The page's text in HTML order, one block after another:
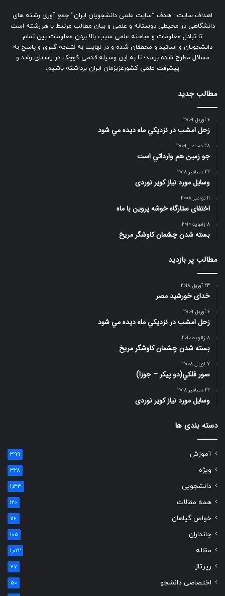
اهداف سایت : هدف “سایت علمی دانشجویان ایران” جمع آوری رشته های
دانشگاهی در محیطی دوستانه و علمی و بیان مطالب مرتبط با هررشته است
تا تبادل معلومات و مباحثه علمی سبب بالا بردن معلومات بین تمام
دانشجویان و اساتید و محققان شده و در نهایت به نتیجه گیری و پاسخ به
مسائل مطرح شده برسد؛ تا به این وسیله قدمی کوچک در راستای رشد و
پیشرفت علمی کشورعزیزمان ایران برداشته باشیم.
مطالب جدید
6 آوریل 2009
زحل امشب در نزديكي ماه ديده مي شود
28 دسامبر 2009
جو زمين هم وارداتي است
22 دسامبر 2018
وسایل مورد نیاز کویر نوردی
11 نوامبر 2008
اختفای ستارگاه خوشه پروین با ماه
8 ژانویه 2010
بسته شدن چشمان کاوشگر مريخ
مطالب پر بازدید
24 آوریل 2018
خدای خورشید مصر
6 آوریل 2009
زحل امشب در نزديكي ماه ديده مي شود
8 ژانویه 2010
بسته شدن چشمان کاوشگر مريخ
7 آوریل 2008
صور فلكي(دو پیکر – جوزا)
22 دسامبر 2018
وسایل مورد نیاز کویر نوردی
دسته بندی ها
آموزش 399
ویژه 328
دانشجویی 1,143
همه مقالات 120
خواص گیاهان 116
جانداران 105
مقاله 1,022
رپرتاژ 77
اختصاصی دانشجو 50